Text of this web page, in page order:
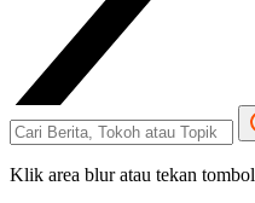
Klik area blur atau tekan tombol